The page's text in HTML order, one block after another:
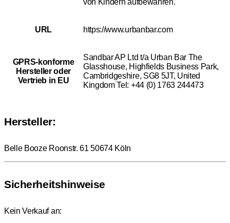
von Kindern aufbewahren.
URL https://www.urbanbar.com
GPRS-konforme
Hersteller oder
Vertrieb in EU
Sandbar AP Ltd t/a Urban Bar The
Glasshouse, Highfields Business Park,
Cambridgeshire, SG8 5JT, United
Kingdom Tel: +44 (0) 1763 244473
Hersteller:
Belle Booze Roonstr. 61 50674 Köln
Sicherheitshinweise
Kein Verkauf an: